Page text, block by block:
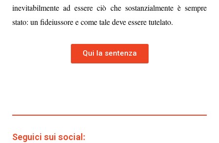
inevitabilmente ad essere ciò che sostanzialmente è sempre
stato: un fideiussore e come tale deve essere tutelato.
Qui la sentenza
Seguici sui social: